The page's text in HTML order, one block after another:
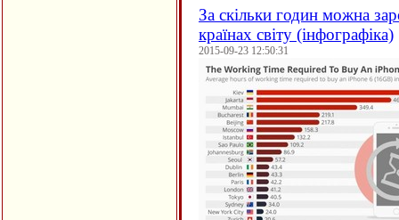
За скільки годин можна
країнах світу (інфографіка)
2015-09-23 12:50:31